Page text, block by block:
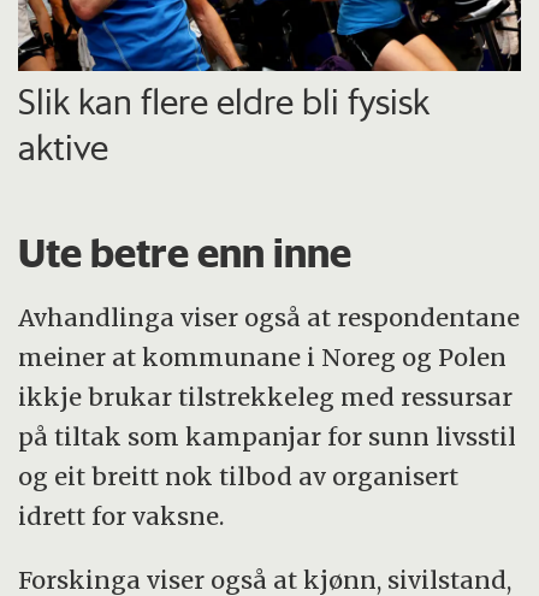
Slik kan flere eldre bli fysisk
aktive
Ute betre enn inne
Avhandlinga viser også at respondentane
meiner at kommunane i Noreg og Polen
ikkje brukar tilstrekkeleg med ressursar
på tiltak som kampanjar for sunn livsstil
og eit breitt nok tilbod av organisert
idrett for vaksne.
Forskinga viser også at kjønn, sivilstand,